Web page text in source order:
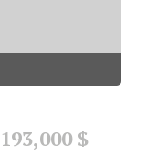
193,000 $